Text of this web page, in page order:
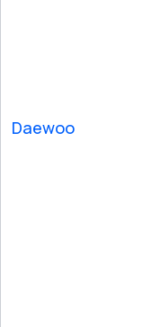
Daewoo